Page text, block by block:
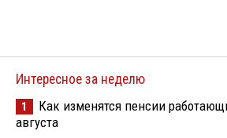
Интересное за неделю
1
Как изменятся пенсии
августа